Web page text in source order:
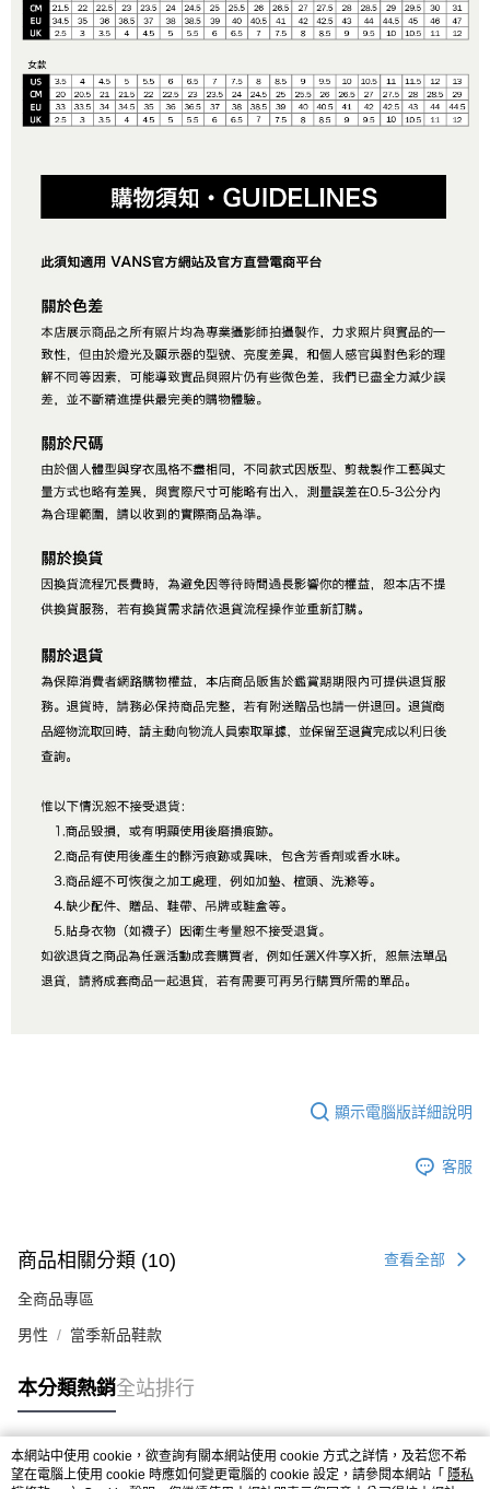
顯示電腦版詳細說明
客服
商品相關分類 (10) 查看全部
全商品專區
男性 當季新品鞋款
本分類熱銷全站排行
熱門標籤
本網站中使用 cookie，欲查詢有關本網站使用 cookie 方式之詳情，及若您不希
望在電腦上使用 cookie 時應如何變更電腦的 cookie 設定，請參閱本網站「 隱私